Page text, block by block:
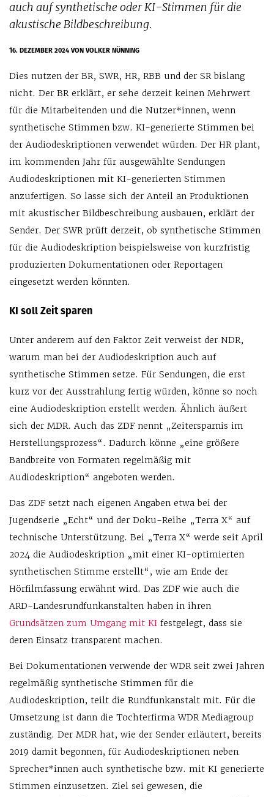
auch auf synthetische oder KI-Stimmen für die
akustische Bildbeschreibung.
16. DEZEMBER 2024VON VOLKER NÜNNING
Dies nutzen der BR, SWR, HR, RBB und der SR bislang
nicht. Der BR erklärt, er sehe derzeit keinen Mehrwert
für die Mitarbeitenden und die Nutzer*innen, wenn
synthetische Stimmen bzw. KI-generierte Stimmen bei
der Audiodeskriptionen verwendet würden. Der HR plant,
im kommenden Jahr für ausgewählte Sendungen
Audiodeskriptionen mit KI-generierten Stimmen
anzufertigen. So lasse sich der Anteil an Produktionen
mit akustischer Bildbeschreibung ausbauen, erklärt der
Sender. Der SWR prüft derzeit, ob synthetische Stimmen
für die Audiodeskription beispielsweise von kurzfristig
produzierten Dokumentationen oder Reportagen
eingesetzt werden könnten.
KI soll Zeit sparen
Unter anderem auf den Faktor Zeit verweist der NDR,
warum man bei der Audiodeskription auch auf
synthetische Stimmen setze. Für Sendungen, die erst
kurz vor der Ausstrahlung fertig würden, könne so noch
eine Audiodeskription erstellt werden. Ähnlich äußert
sich der MDR. Auch das ZDF nennt „Zeitersparnis im
Herstellungsprozess“. Dadurch könne „eine größere
Bandbreite von Formaten regelmäßig mit
Audiodeskription“ angeboten werden.
Das ZDF setzt nach eigenen Angaben etwa bei der
Jugendserie „Echt“ und der Doku-Reihe „Terra X“ auf
technische Unterstützung. Bei „Terra X“ werde seit April
2024 die Audiodeskription „mit einer KI-optimierten
synthetischen Stimme erstellt“, wie am Ende der
Hörfilmfassung erwähnt wird. Das ZDF wie auch die
ARD-Landesrundfunkanstalten haben in ihren
Grundsätzen zum Umgang mit KI festgelegt, dass sie
deren Einsatz transparent machen.
Bei Dokumentationen verwende der WDR seit zwei Jahren
regelmäßig synthetische Stimmen für die
Audiodeskription, teilt die Rundfunkanstalt mit. Für die
Umsetzung ist dann die Tochterfirma WDR Mediagroup
zuständig. Der MDR hat, wie der Sender erläutert, bereits
2019 damit begonnen, für Audiodeskriptionen neben
Sprecher*innen auch synthetische bzw. mit KI generierte
Stimmen einzusetzen. Ziel sei gewesen, die